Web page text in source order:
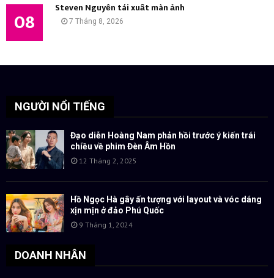
08 Steven Nguyễn tái xuất màn ảnh
7 Tháng 8, 2026
NGƯỜI NỔI TIẾNG
Đạo diễn Hoàng Nam phản hồi trước ý kiến trái
chiều về phim Đèn Âm Hồn
12 Tháng 2, 2025
Hồ Ngọc Hà gây ấn tượng với layout và vóc dáng
xịn mịn ở đảo Phú Quốc
9 Tháng 1, 2024
DOANH NHÂN